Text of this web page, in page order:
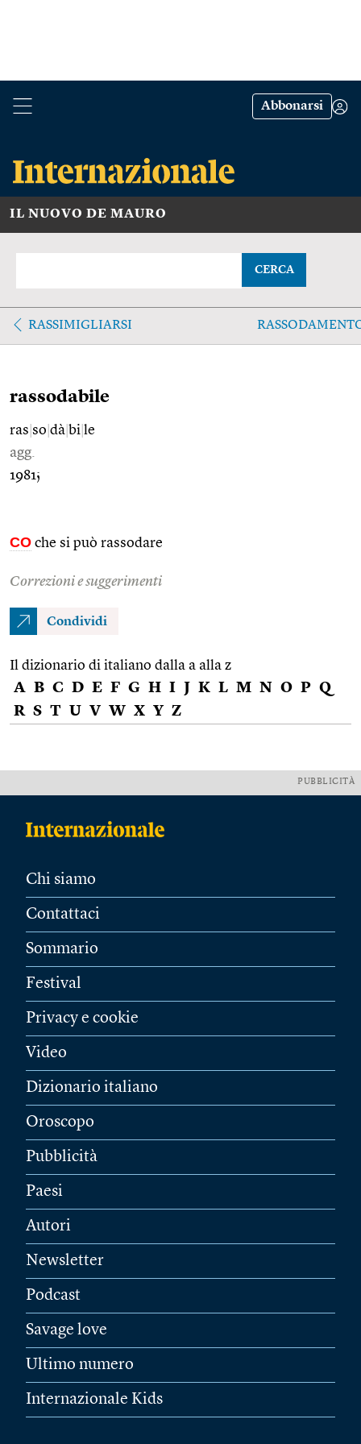
Abbonarsi
IL NUOVO DE MAURO
CERCA
RASSIMIGLIARSI
rassodabile
ras so dà bi le
agg.
1981;
CO che si può rassodare
Correzioni e suggerimenti
Condividi
Il dizionario di italiano dalla a alla z
A B C D E F G H I J K L M N O P Q
R S T U V W X Y Z
PUBBLICITÀ
Chi siamo
Contattaci
Sommario
Festival
Privacy e cookie
Video
Dizionario italiano
Oroscopo
Pubblicità
Paesi
Autori
Newsletter
Podcast
Savage love
Ultimo numero
Internazionale Kids